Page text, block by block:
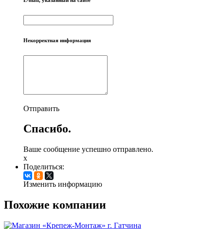
Некорректная информация
Отправить
Спасибо.
Ваше сообщение успешно отправлено.
x
Поделиться:
Изменить информацию
Похожие компании